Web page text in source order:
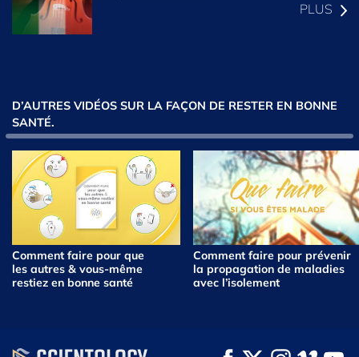
PLUS
D’AUTRES VIDÉOS SUR LA FAÇON DE RESTER EN BONNE
SANTÉ.
Comment faire pour que
les autres & vous‑même
restiez en bonne santé
Comment faire pour prévenir
la propagation de maladies
avec l’isolement